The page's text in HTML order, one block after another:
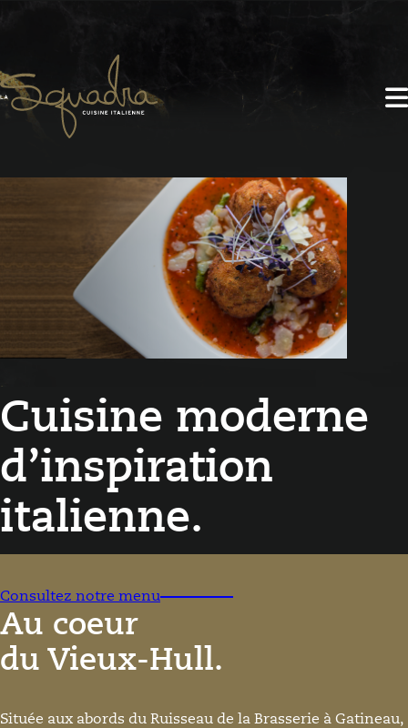
Cuisine moderne
d’inspiration
italienne.
Consultez notre menu
Au coeur
du Vieux-Hull.
Située aux abords du Ruisseau de la Brasserie à Gatineau,